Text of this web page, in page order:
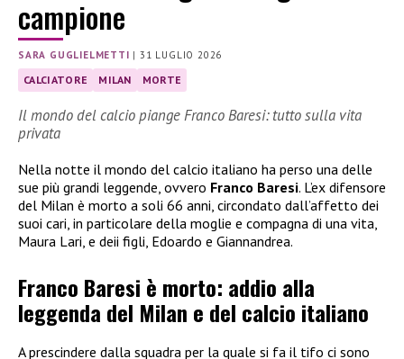
campione
SARA GUGLIELMETTI |31 LUGLIO 2026
CALCIATORE MILAN MORTE
Il mondo del calcio piange Franco Baresi: tutto sulla vita
privata
Nella notte il mondo del calcio italiano ha perso una delle
sue più grandi leggende, ovvero Franco Baresi. L’ex difensore
del Milan è morto a soli 66 anni, circondato dall’affetto dei
suoi cari, in particolare della moglie e compagna di una vita,
Maura Lari, e deii figli, Edoardo e Giannandrea.
Franco Baresi è morto: addio alla
leggenda del Milan e del calcio italiano
A prescindere dalla squadra per la quale si fa il tifo ci sono